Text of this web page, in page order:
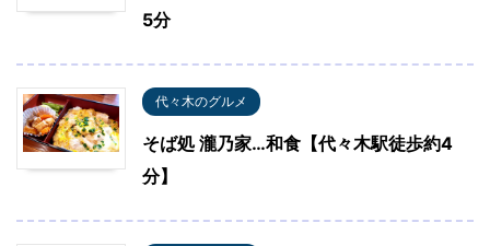
5分
代々木のグルメ
そば処 瀧乃家…和食【代々木駅徒歩約4
分】